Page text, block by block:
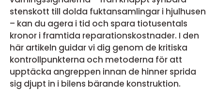
stenskott till dolda fuktansamlingar i hjulhusen
– kan du agera i tid och spara tiotusentals
kronor i framtida reparationskostnader. I den
här artikeln guidar vi dig genom de kritiska
kontrollpunkterna och metoderna för att
upptäcka angreppen innan de hinner sprida
sig djupt in i bilens bärande konstruktion.